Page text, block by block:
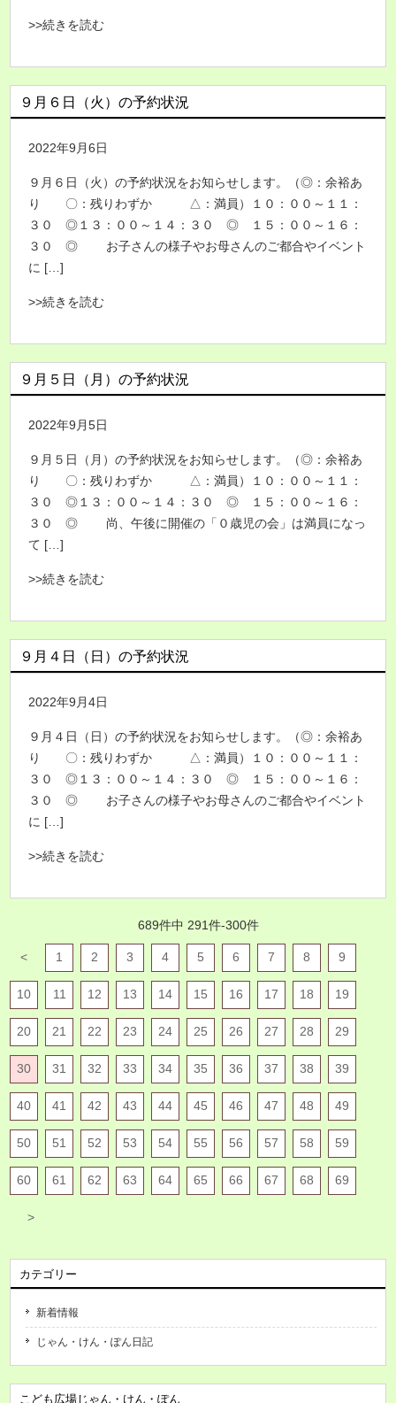
>>続きを読む
９月６日（火）の予約状況
2022年9月6日
９月６日（火）の予約状況をお知らせします。（◎：余裕あ
り 〇：残りわずか △：満員）１０：００～１１：
３０ ◎１３：００～１４：３０ ◎ １５：００～１６：
３０ ◎ お子さんの様子やお母さんのご都合やイベント
に […]
>>続きを読む
９月５日（月）の予約状況
2022年9月5日
９月５日（月）の予約状況をお知らせします。（◎：余裕あ
り 〇：残りわずか △：満員）１０：００～１１：
３０ ◎１３：００～１４：３０ ◎ １５：００～１６：
３０ ◎ 尚、午後に開催の「０歳児の会」は満員になっ
て […]
>>続きを読む
９月４日（日）の予約状況
2022年9月4日
９月４日（日）の予約状況をお知らせします。（◎：余裕あ
り 〇：残りわずか △：満員）１０：００～１１：
３０ ◎１３：００～１４：３０ ◎ １５：００～１６：
３０ ◎ お子さんの様子やお母さんのご都合やイベント
に […]
>>続きを読む
689件中 291件-300件
< 1 2 3 4 5 6 7 8 9
10 11 12 13 14 15 16 17 18 19
20 21 22 23 24 25 26 27 28 29
30 31 32 33 34 35 36 37 38 39
40 41 42 43 44 45 46 47 48 49
50 51 52 53 54 55 56 57 58 59
60 61 62 63 64 65 66 67 68 69
>
カテゴリー
新着情報
じゃん・けん・ぽん日記
こども広場じゃん・けん・ぽん